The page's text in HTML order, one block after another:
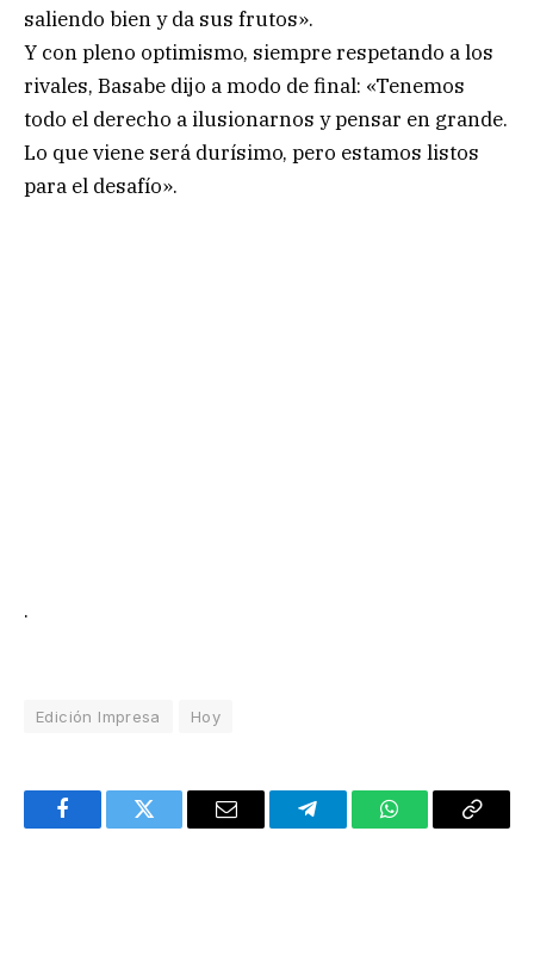
saliendo bien y da sus frutos».
Y con pleno optimismo, siempre respetando a los
rivales, Basabe dijo a modo de final: «Tenemos
todo el derecho a ilusionarnos y pensar en grande.
Lo que viene será durísimo, pero estamos listos
para el desafío».
.
Edición Impresa Hoy
FacebookTwitter Email TelegramWhatsAppCopy